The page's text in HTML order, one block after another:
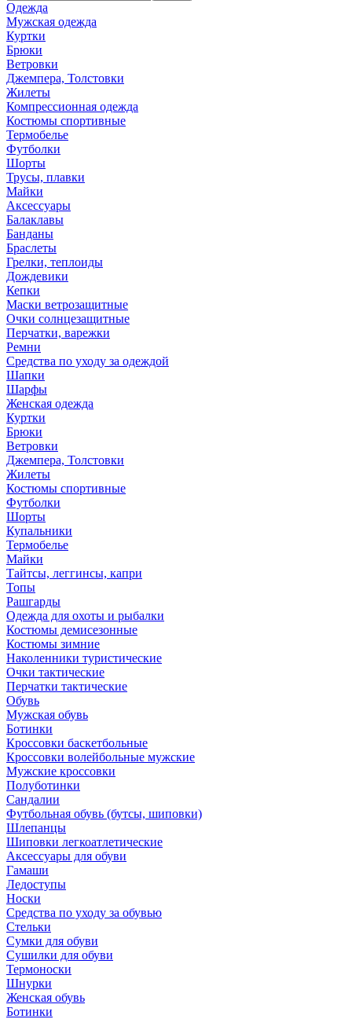
Одежда
Мужская одежда
Куртки
Брюки
Ветровки
Джемпера, Толстовки
Жилеты
Компрессионная одежда
Костюмы спортивные
Термобелье
Футболки
Шорты
Трусы, плавки
Майки
Аксессуары
Балаклавы
Банданы
Браслеты
Грелки, теплоиды
Дождевики
Кепки
Маски ветрозащитные
Очки солнцезащитные
Перчатки, варежки
Ремни
Средства по уходу за одеждой
Шапки
Шарфы
Женская одежда
Куртки
Брюки
Ветровки
Джемпера, Толстовки
Жилеты
Костюмы спортивные
Футболки
Шорты
Купальники
Термобелье
Майки
Тайтсы, леггинсы, капри
Топы
Рашгарды
Одежда для охоты и рыбалки
Костюмы демисезонные
Костюмы зимние
Наколенники туристические
Очки тактические
Перчатки тактические
Обувь
Мужская обувь
Ботинки
Кроссовки баскетбольные
Кроссовки волейбольные мужские
Мужские кроссовки
Полуботинки
Сандалии
Футбольная обувь (бутсы, шиповки)
Шлепанцы
Шиповки легкоатлетические
Аксессуары для обуви
Гамаши
Ледоступы
Носки
Средства по уходу за обувью
Стельки
Сумки для обуви
Сушилки для обуви
Термоноски
Шнурки
Женская обувь
Ботинки